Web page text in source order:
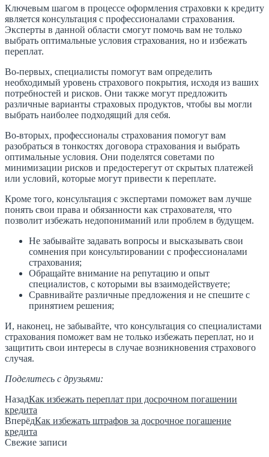
Ключевым шагом в процессе оформления страховки к кредиту
является консультация с профессионалами страхования.
Эксперты в данной области смогут помочь вам не только
выбрать оптимальные условия страхования, но и избежать
переплат.
Во-первых, специалисты помогут вам определить
необходимый уровень страхового покрытия, исходя из ваших
потребностей и рисков. Они также могут предложить
различные варианты страховых продуктов, чтобы вы могли
выбрать наиболее подходящий для себя.
Во-вторых, профессионалы страхования помогут вам
разобраться в тонкостях договора страхования и выбрать
оптимальные условия. Они поделятся советами по
минимизации рисков и предостерегут от скрытых платежей
или условий, которые могут привести к переплате.
Кроме того, консультация с экспертами поможет вам лучше
понять свои права и обязанности как страхователя, что
позволит избежать недопониманий или проблем в будущем.
Не забывайте задавать вопросы и высказывать свои
сомнения при консультировании с профессионалами
страхования;
Обращайте внимание на репутацию и опыт
специалистов, с которыми вы взаимодействуете;
Сравнивайте различные предложения и не спешите с
принятием решения;
И, наконец, не забывайте, что консультация со специалистами
страхования поможет вам не только избежать переплат, но и
защитить свои интересы в случае возникновения страхового
случая.
Поделитесь с друзьями:
НазадКак избежать переплат при досрочном погашении
кредита
ВперёдКак избежать штрафов за досрочное погашение
кредита
Свежие записи